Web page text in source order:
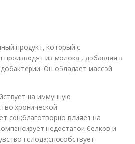
продукт, который с
производят из молока , добавляя в
Он обладает массой
на иммунную
хронической
сон;благотворно влияет на
недостаток белков и
голода;способствует